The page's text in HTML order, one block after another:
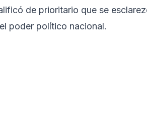
de prioritario que se
poder político nacional.